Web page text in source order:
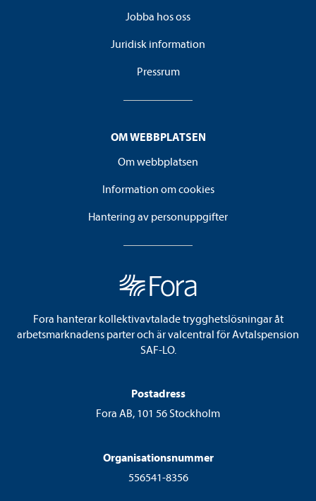
Jobba hos oss
Juridisk information
Pressrum
OM WEBBPLATSEN
Om webbplatsen
Information om cookies
Hantering av personuppgifter
Fora hanterar kollektivavtalade trygghetslösningar åt
arbetsmarknadens parter och är valcentral för Avtalspension
SAF-LO.
Postadress
Fora AB, 101 56 Stockholm
Organisationsnummer
556541-8356